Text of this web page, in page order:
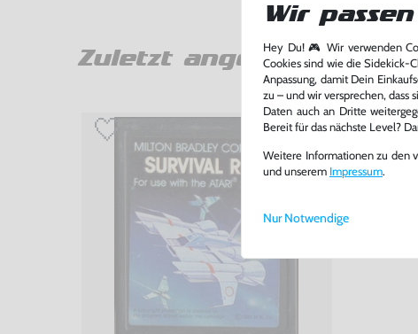
Zuletzt angesehen
Wir
Hey Du! 🎮 Wir verwenden
Cookies sind wie die Sidekick-
Anpassung, damit Dein
zu – und wir versprechen, dass
Daten auch an Dritte
Bereit für das nächste Level?
Weitere Informationen zu den
und unserem Impressum.
Nur Notwendige